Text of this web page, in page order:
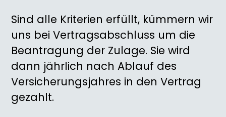
Sind alle Kriterien erfüllt, kümmern wir
uns bei Vertragsabschluss um die
Beantragung der Zulage. Sie wird
dann jährlich nach Ablauf des
Versicherungsjahres in den Vertrag
gezahlt.